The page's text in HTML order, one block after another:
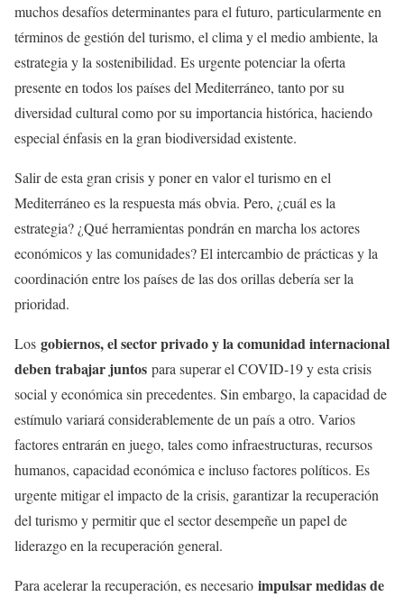
muchos desafíos determinantes para el futuro, particularmente en
términos de gestión del turismo, el clima y el medio ambiente, la
estrategia y la sostenibilidad. Es urgente potenciar la oferta
presente en todos los países del Mediterráneo, tanto por su
diversidad cultural como por su importancia histórica, haciendo
especial énfasis en la gran biodiversidad existente.
Salir de esta gran crisis y poner en valor el turismo en el
Mediterráneo es la respuesta más obvia. Pero, ¿cuál es la
estrategia? ¿Qué herramientas pondrán en marcha los actores
económicos y las comunidades? El intercambio de prácticas y la
coordinación entre los países de las dos orillas debería ser la
prioridad.
Los gobiernos, el sector privado y la comunidad internacional
deben trabajar juntos para superar el COVID-19 y esta crisis
social y económica sin precedentes. Sin embargo, la capacidad de
estímulo variará considerablemente de un país a otro. Varios
factores entrarán en juego, tales como infraestructuras, recursos
humanos, capacidad económica e incluso factores políticos. Es
urgente mitigar el impacto de la crisis, garantizar la recuperación
del turismo y permitir que el sector desempeñe un papel de
liderazgo en la recuperación general.
Para acelerar la recuperación, es necesario impulsar medidas de